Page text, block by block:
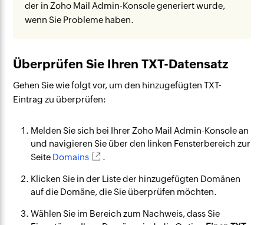
der in Zoho Mail Admin-Konsole generiert wurde,
wenn Sie Probleme haben.
Überprüfen Sie Ihren TXT-Datensatz
Gehen Sie wie folgt vor, um den hinzugefügten TXT-
Eintrag zu überprüfen:
Melden Sie sich bei Ihrer Zoho Mail Admin-Konsole an
und navigieren Sie über den linken Fensterbereich zur
Seite Domains .
Klicken Sie in der Liste der hinzugefügten Domänen
auf die Domäne, die Sie überprüfen möchten.
Wählen Sie im Bereich zum Nachweis, dass Sie